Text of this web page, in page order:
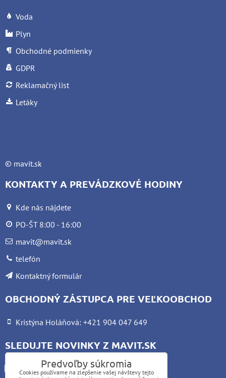
Voda
Plyn
Obchodné podmienky
GDPR
Reklamačný list
Letáky
© mavit.sk
KONTAKTY A PREVÁDZKOVÉ HODINY
Kde nás nájdete
PO-ŠT 8:00 - 16:00
mavit@mavit.sk
telefón
Kontaktný formulár
OBCHODNÝ ZÁSTUPCA PRE VEĽKOOBCHOD
Kristýna Holáňová: +421 904 047 649
SLEDUJTE NOVINKY Z MAVIT.SK
FacebookPredvoľby súkromia
Cookies používame na zlepšenie vašej návštevy tejto